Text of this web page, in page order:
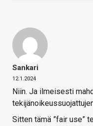
Sankari
12.1.2024
Niin. Ja ilmeisesti
Sitten tämä ”fair use”